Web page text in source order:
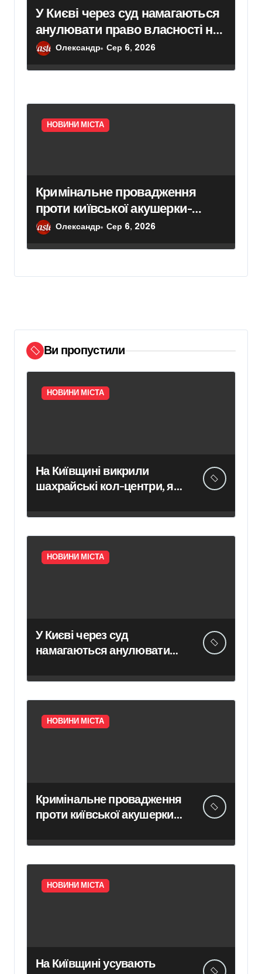
У Києві через суд намагаються
анулювати право власності на
будівлю, якої фактично не
Олександр Сер 6, 2026
НОВИНИ МІСТА
Кримінальне провадження
проти київської акушерки-
гінеколога через переривання
Олександр Сер 6, 2026
Ви пропустили
НОВИНИ МІСТА
На Київщині викрили
шахрайські кол-центри, які
на понад 12 млн грн —
організаторів схеми чекає
суд
НОВИНИ МІСТА
У Києві через суд
намагаються анулювати
будівлю, якої фактично не
існує
НОВИНИ МІСТА
Кримінальне провадження
проти київської акушерки-
переривання вагітності
внаслідок хірургічного
втручання
НОВИНИ МІСТА
На Київщині усувають